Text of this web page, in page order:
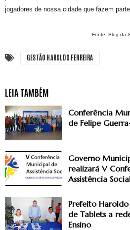
jogadores de nossa cidade que fazem
Fonte: Blog da
GESTÃO HAROLDO FERREIRA
Conferência
de Felipe
Governo
realizará V
Assistência
Prefeito
de Tablets a
Ensino